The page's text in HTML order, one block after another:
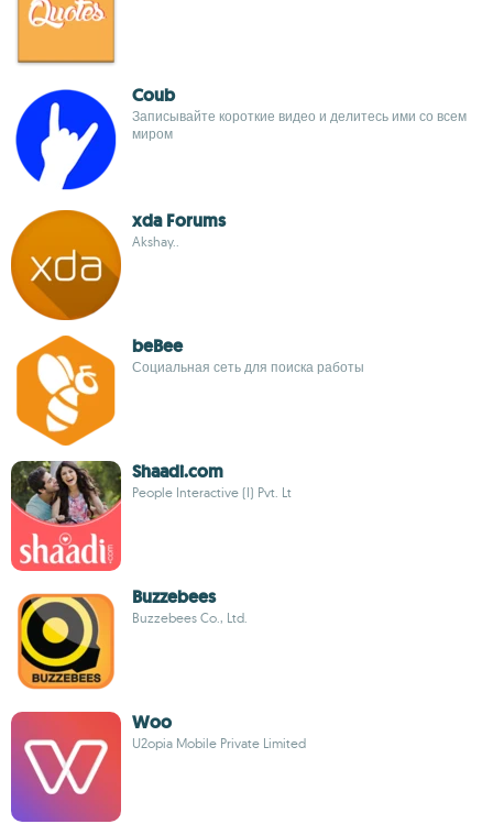
Coub
Записывайте короткие видео и делитесь ими со всем
миром
xda Forums
Akshay..
beBee
Социальная сеть для поиска работы
Shaadi.com
People Interactive (I) Pvt. Lt
Buzzebees
Buzzebees Co., Ltd.
Woo
U2opia Mobile Private Limited